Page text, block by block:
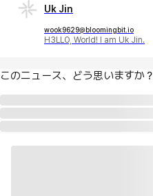
Uk Jin
wook9629@bloomingbit.io
H3LLO, World! I am Uk Jin.
このニュース、どう思いますか？